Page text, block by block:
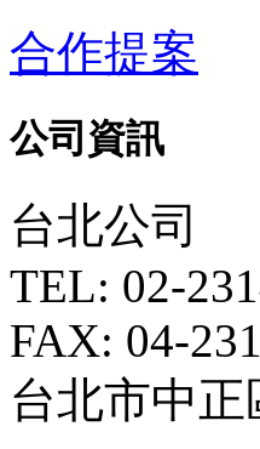
合作提案
公司資訊
台北公司
TEL: 02-
FAX: 04-
台北市中正